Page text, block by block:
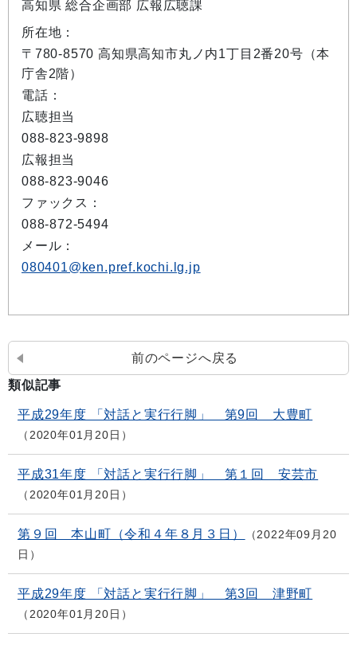
高知県 総合企画部 広報広聴課
所在地：
〒780-8570 高知県高知市丸ノ内1丁目2番20号（本
庁舎2階）
電話：
広聴担当
088-823-9898
広報担当
088-823-9046
ファックス：
088-872-5494
メール：
080401@ken.pref.kochi.lg.jp
前のページへ戻る
類似記事
平成29年度 「対話と実行行脚」 第9回 大豊町
2020年01月20日
平成31年度 「対話と実行行脚」 第１回 安芸市
2020年01月20日
第９回 本山町（令和４年８月３日）
2022年09月20
日
平成29年度 「対話と実行行脚」 第3回 津野町
2020年01月20日